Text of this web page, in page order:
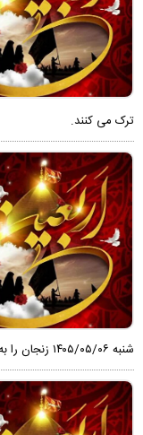
ترک می کنند.
شنبه ۱۴۰۵/۰۵/۰۶ زنجان را به مقصد عراق ترک می کنند.